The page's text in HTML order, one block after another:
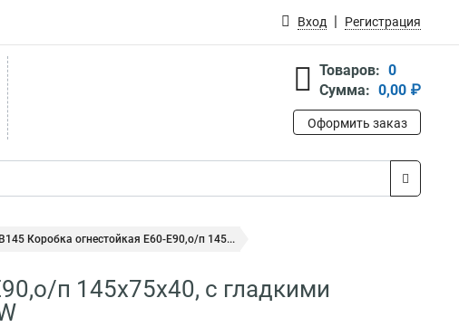
Вход Регистрация
Товаров: 0
Сумма: 0,00 ₽
Оформить заказ
Коробка огнестойкая E60-E90,о/п 145...
п 145х75х40, с гладкими